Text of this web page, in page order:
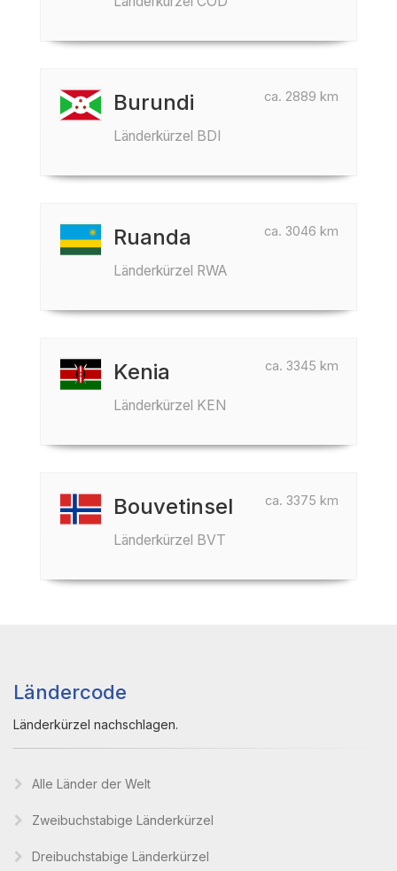
ca. 2889 km
Burundi
Länderkürzel BDI
ca. 3046 km
Ruanda
Länderkürzel RWA
ca. 3345 km
Kenia
Länderkürzel KEN
ca. 3375 km
Bouvetinsel
Länderkürzel BVT
Ländercode
Länderkürzel nachschlagen.
Alle Länder der Welt
Zweibuchstabige Länderkürzel
Dreibuchstabige Länderkürzel